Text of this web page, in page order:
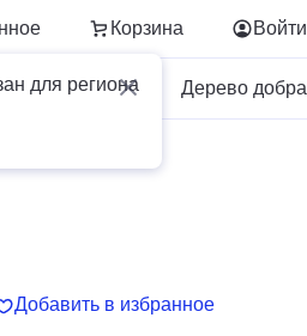
Корзина
для региона
Войти
Для бизнеса Дерево добра
Добавить в избранное